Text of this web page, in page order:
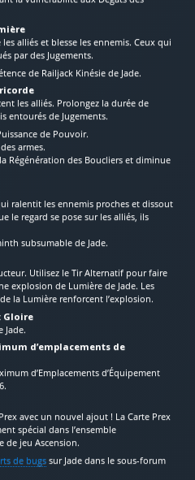
alliés et blesse les ennemis. Ceux qui
par des Jugements.
de Railjack Kinésie de Jade.
les alliés. Prolongez la durée de
entourés de Jugements.
de Pouvoir.
armes.
Régénération des Boucliers et diminue
ralentit les ennemis proches et dissout
le regard se pose sur les alliés, ils
subsumable de Jade.
Utilisez le Tir Alternatif pour faire
explosion de Lumière de Jade. Les
la Lumière renforcent l’explosion.
Gloire
Jade.
d’emplacements de
d’Emplacements d’Équipement
avec un nouvel ajout ! La Carte Prex
spécial dans l’ensemble
de jeu Ascension.
de bugssur Jade dans le sous-forum